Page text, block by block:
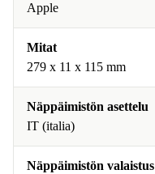
Apple
Mitat
279 x 11 x 115 mm
Näppäimistön asettelu
IT (italia)
Näppäimistön valaistus